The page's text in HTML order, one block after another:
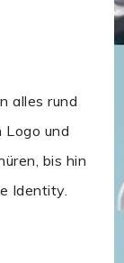
alles rund
Logo und
bis hin
Identity.